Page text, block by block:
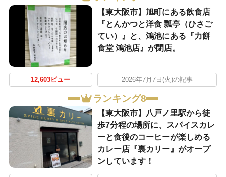
【東大阪市】旭町にある飲食店
『とんかつと洋食 瓢亭（ひさご
てい）』と、鴻池にある『力餅
食堂 鴻池店』が閉店。
12,603ビュー 2026年7月7日(火)の記事
ランキング8
【東大阪市】八戸ノ里駅から徒
歩7分程の場所に、スパイスカレ
ーと食後のコーヒーが楽しめる
カレー店『裏カリー』がオープ
ンしています！